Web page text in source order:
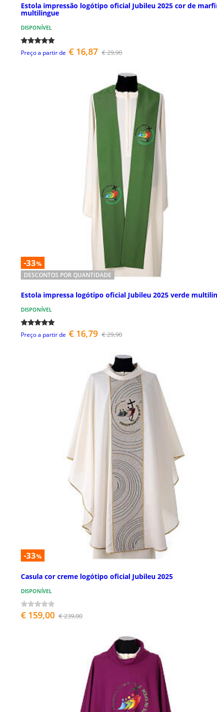
Estola impressão logótipo oficial Jubileu 2025 cor de
multilingue
DISPONÍVEL
Preço a partir de € 16,87 € 29,90
-33%
DESCONTOS POR QUANTIDADE
Estola impressa logótipo oficial Jubileu 2025 verde
DISPONÍVEL
Preço a partir de € 16,79 € 29,90
-33%
Casula cor creme logótipo oficial Jubileu 2025
DISPONÍVEL
€ 159,00 € 239,00